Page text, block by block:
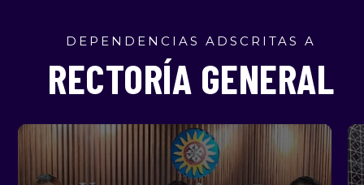
DEPENDENCIAS ADSCRITAS A
RECTORÍA GENERAL